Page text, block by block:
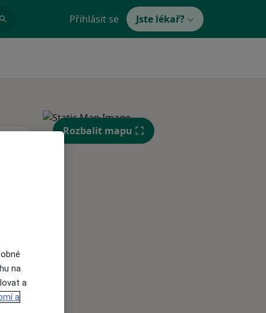
Přihlásit se Jste lékař?
Čt Pá
Rozbalit mapu
na
a
a